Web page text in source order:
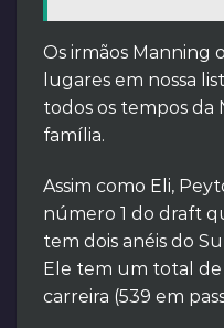
Os irmãos Manning
lugares em nossa
todos os tempos da
família.
Assim como Eli,
número 1 do draft
tem dois anéis do
Ele tem um total
carreira (539 em